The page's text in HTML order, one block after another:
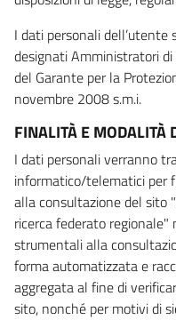
I dati personali
designati Amministratori
del Garante per la
novembre 2008 s.m.i.
FINALITÀ E MODALITÀ
I dati personali verranno
informatico/telematici per
alla consultazione del sito
ricerca federato
strumentali alla
forma automatizzata e
aggregata al fine di
sito, nonché per motivi di